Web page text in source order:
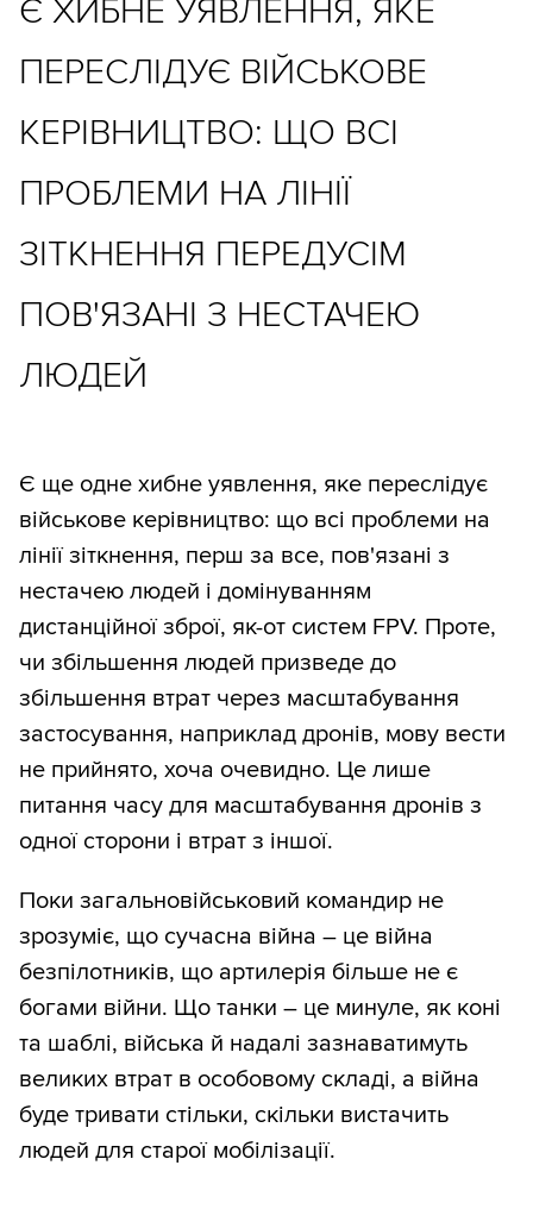
Є ХИБНЕ УЯВЛЕННЯ, ЯКЕ
ПЕРЕСЛІДУЄ ВІЙСЬКОВЕ
КЕРІВНИЦТВО: ЩО ВСІ
ПРОБЛЕМИ НА ЛІНІЇ
ЗІТКНЕННЯ ПЕРЕДУСІМ
ПОВ'ЯЗАНІ З НЕСТАЧЕЮ
ЛЮДЕЙ
Є ще одне хибне уявлення, яке переслідує
військове керівництво: що всі проблеми на
лінії зіткнення, перш за все, пов'язані з
нестачею людей і домінуванням
дистанційної зброї, як-от систем FPV. Проте,
чи збільшення людей призведе до
збільшення втрат через масштабування
застосування, наприклад дронів, мову вести
не прийнято, хоча очевидно. Це лише
питання часу для масштабування дронів з
одної сторони і втрат з іншої.
Поки загальновійськовий командир не
зрозуміє, що сучасна війна – це війна
безпілотників, що артилерія більше не є
богами війни. Що танки – це минуле, як коні
та шаблі, війська й надалі зазнаватимуть
великих втрат в особовому складі, а війна
буде тривати стільки, скільки вистачить
людей для старої мобілізації.